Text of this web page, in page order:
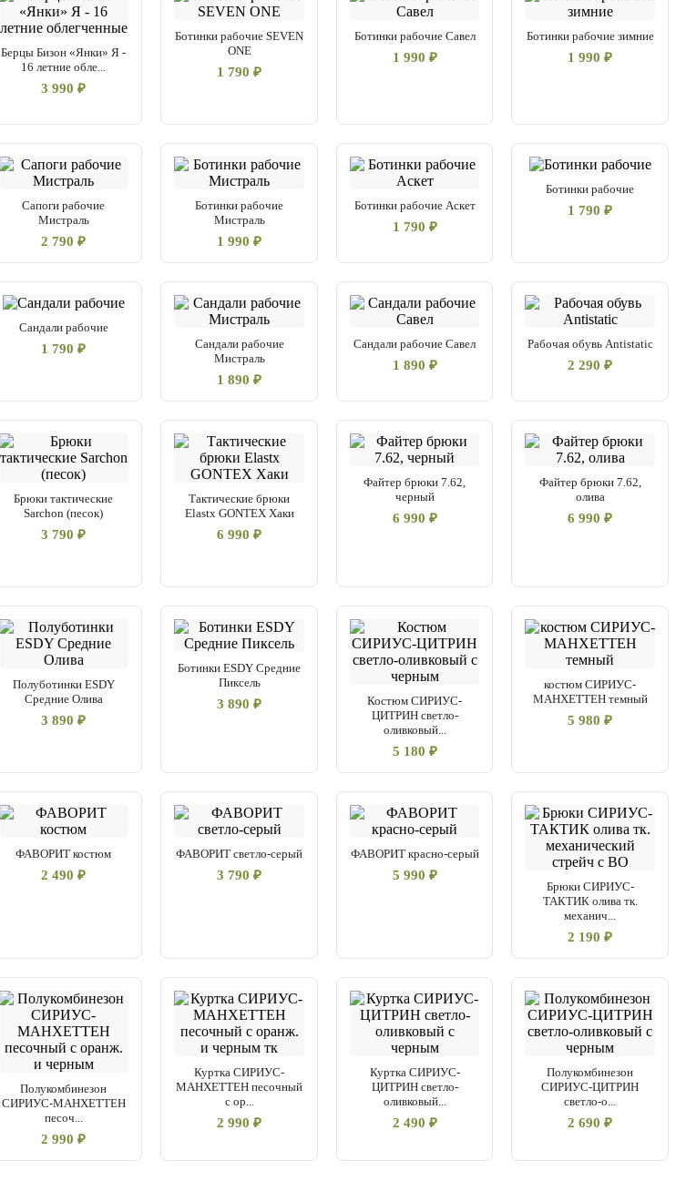
Берцы Бизон «Янки» Я -
16 летние обле...
3 990 ₽
Ботинки рабочие SEVEN
ONE
1 790 ₽
Ботинки рабочие Савел
1 990 ₽
Ботинки рабочие зимние
1 990 ₽
Сапоги рабочие
Мистраль
2 790 ₽
Ботинки рабочие
Мистраль
1 990 ₽
Ботинки рабочие Аскет
1 790 ₽
Ботинки рабочие
1 790 ₽
Сандали рабочие
1 790 ₽
Сандали рабочие
Мистраль
1 890 ₽
Сандали рабочие Савел
1 890 ₽
Рабочая обувь Antistatic
2 290 ₽
Брюки тактические
Sarchon (песок)
3 790 ₽
Тактические брюки
Elastx GONTEX Хаки
6 990 ₽
Файтер брюки 7.62,
черный
6 990 ₽
Файтер брюки 7.62,
олива
6 990 ₽
Полуботинки ESDY
Средние Олива
3 890 ₽
Ботинки ESDY Средние
Пиксель
3 890 ₽
Костюм СИРИУС-
ЦИТРИН светло-
оливковый...
5 180 ₽
костюм СИРИУС-
МАНХЕТТЕН темный
5 980 ₽
ФАВОРИТ костюм
2 490 ₽
ФАВОРИТ светло-серый
3 790 ₽
ФАВОРИТ красно-серый
5 990 ₽
Брюки СИРИУС-
ТАКТИК олива тк.
механич...
2 190 ₽
Полукомбинезон
СИРИУС-МАНХЕТТЕН
песоч...
2 990 ₽
Куртка СИРИУС-
МАНХЕТТЕН песочный
с ор...
2 990 ₽
Куртка СИРИУС-
ЦИТРИН светло-
оливковый...
2 490 ₽
Полукомбинезон
СИРИУС-ЦИТРИН
светло-о...
2 690 ₽